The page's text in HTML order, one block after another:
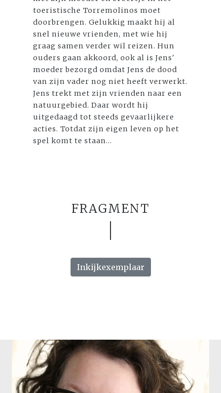
toeristische Torremolinos moet
doorbrengen. Gelukkig maakt hij al
snel nieuwe vrienden, met wie hij
graag samen verder wil reizen. Hun
ouders gaan akkoord, ook al is Jens'
moeder bezorgd omdat Jens de dood
van zijn vader nog niet heeft verwerkt.
Jens trekt met zijn vrienden naar een
natuurgebied. Daar wordt hij
uitgedaagd tot steeds gevaarlijkere
acties. Totdat zijn eigen leven op het
spel komt te staan...
FRAGMENT
Inkijkexemplaar